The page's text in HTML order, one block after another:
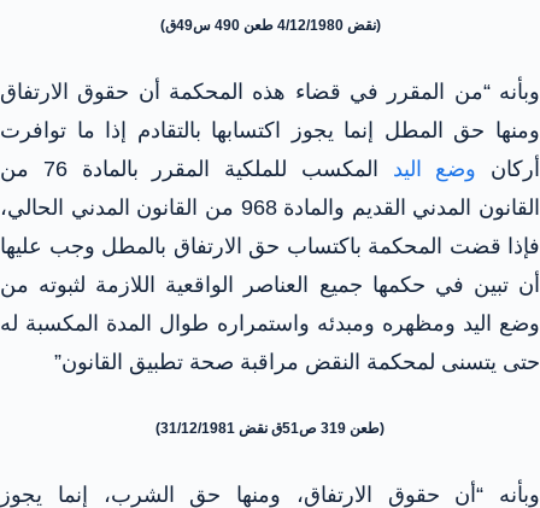
(نقض 4/12/1980 طعن 490 س49ق)
وبأنه “من المقرر في قضاء هذه المحكمة أن حقوق الارتفاق
ومنها حق المطل إنما يجوز اكتسابها بالتقادم إذا ما توافرت
أركان وضع اليد
المكسب للملكية المقرر بالمادة 76 من
القانون المدني القديم والمادة 968 من القانون المدني الحالي،
فإذا قضت المحكمة باكتساب حق الارتفاق بالمطل وجب عليها
أن تبين في حكمها جميع العناصر الواقعية اللازمة لثبوته من
وضع اليد ومظهره ومبدئه واستمراره طوال المدة المكسبة له
حتى يتسنى لمحكمة النقض مراقبة صحة تطبيق القانون”
(طعن 319 ص51ق نقض 31/12/1981)
وبأنه “أن حقوق الارتفاق، ومنها حق الشرب، إنما يجوز